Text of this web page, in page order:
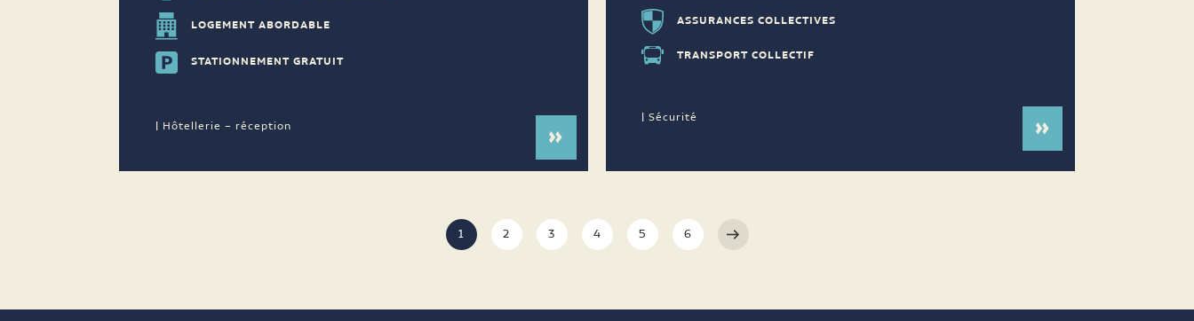
LOGEMENT ABORDABLE
STATIONNEMENT GRATUIT
| Hôtellerie – réception
ASSURANCES COLLECTIVES
TRANSPORT COLLECTIF
| Sécurité
1 2 3 4 5 6